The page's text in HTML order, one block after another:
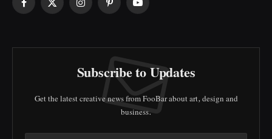
Facebook
X
InstagramPinterestYouTube
Subscribe to Updates
Get the latest creative news from FooBar about art, design and
business.